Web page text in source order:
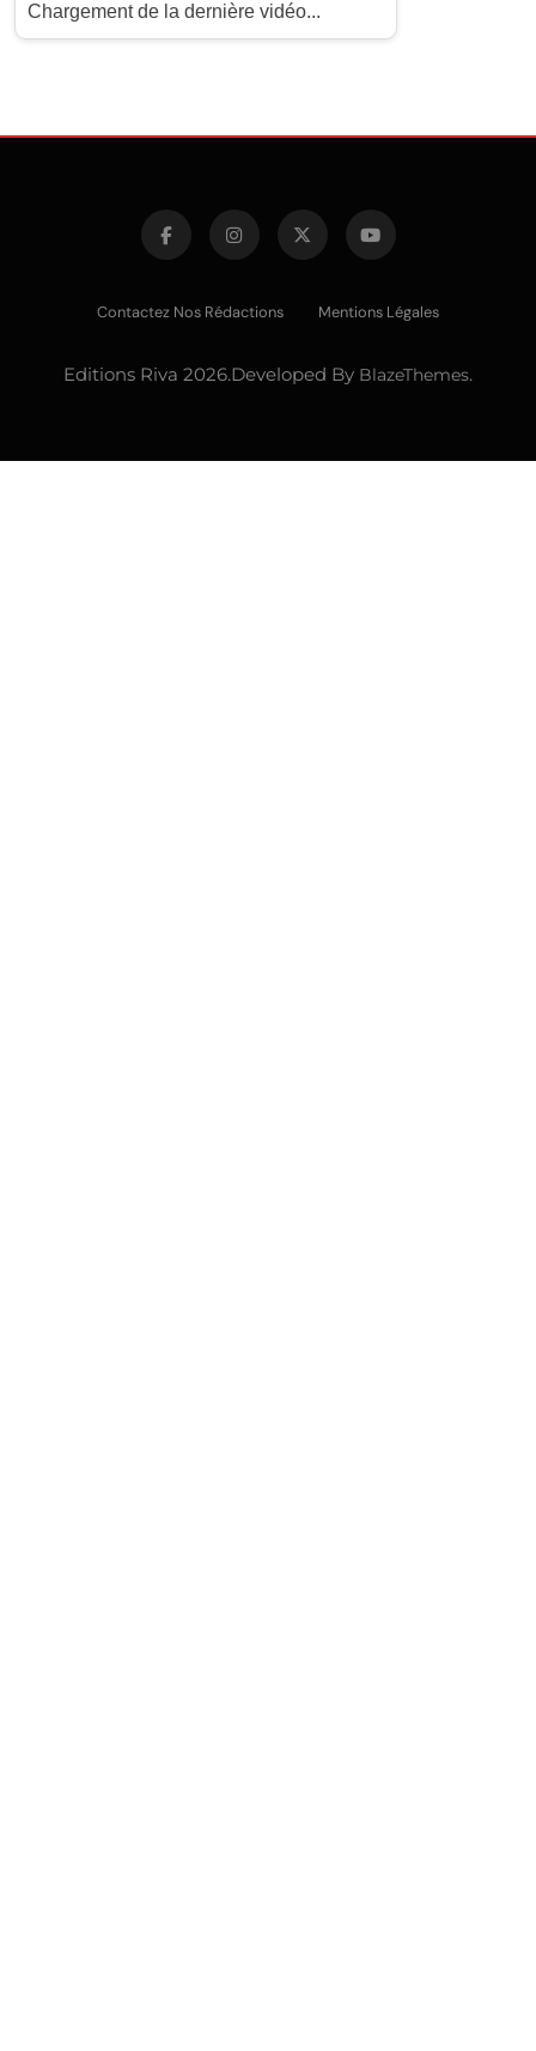
Chargement de la dernière vidéo...
Contactez Nos Rédactions Mentions Légales
Editions Riva 2026.Developed By BlazeThemes.